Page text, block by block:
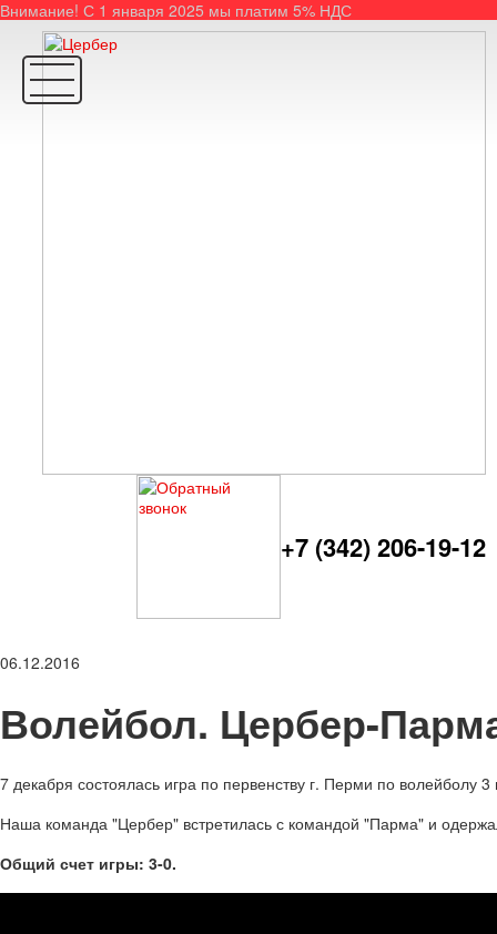
Внимание! С 1 января 2025 мы платим 5% НДС
+7 (342) 206-19-12
06.12.2016
Волейбол. Цербер-
7 декабря состоялась игра по первенству г. Перми по волейболу 3
Наша команда "Цербер" встретилась с командой "Парма" и
Общий счет игры: 3-0.